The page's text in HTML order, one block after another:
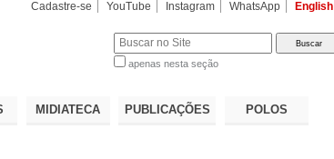
Cadastre-se YouTube Instagram WhatsApp English
apenas nesta seção
MIDIATECA PUBLICAÇÕES POLOS